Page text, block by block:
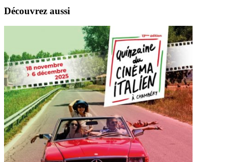
Découvrez aussi